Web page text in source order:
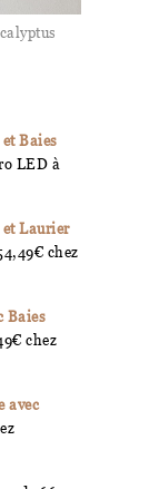
Baies
LED à
et Laurier
chez
Baies
chez
avec